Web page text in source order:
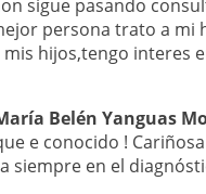
sigue pasando
persona trato a mi
mis hijos,tengo interes
Belén Yanguas
e conocido !
siempre en el